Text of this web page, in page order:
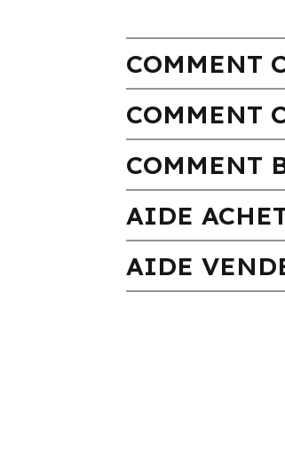
COMMENT
COMMENT
COMMENT
AIDE
AIDE